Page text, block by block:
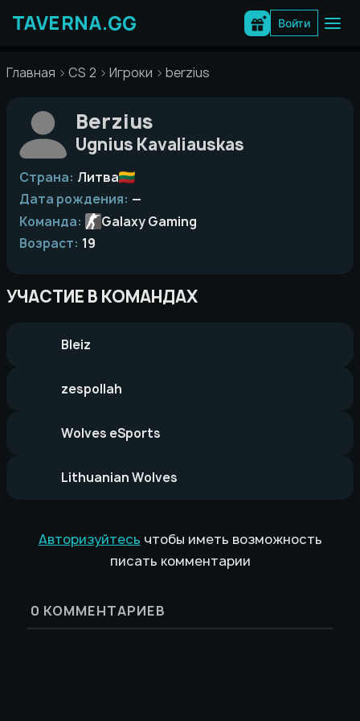
содержимому
Войти
Главная CS 2 Игроки berzius
Berzius
Ugnius Kavaliauskas
Страна: Литва
Дата рождения: —
Команда:
Galaxy Gaming
Возраст: 19
УЧАСТИЕ В КОМАНДАХ
Bleiz
zespollah
Wolves eSports
Lithuanian Wolves
Авторизуйтесь чтобы иметь возможность
писать комментарии
0 КОММЕНТАРИЕВ